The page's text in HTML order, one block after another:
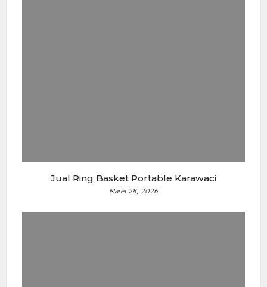
Jual Ring Basket Portable Karawaci
Maret 28, 2026